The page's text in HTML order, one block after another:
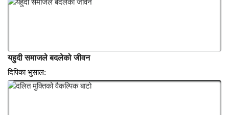
अस्पताल व्यवस्थापनमा कोरोना भाईरसका चुनौतिहरु
समिर शर्मा